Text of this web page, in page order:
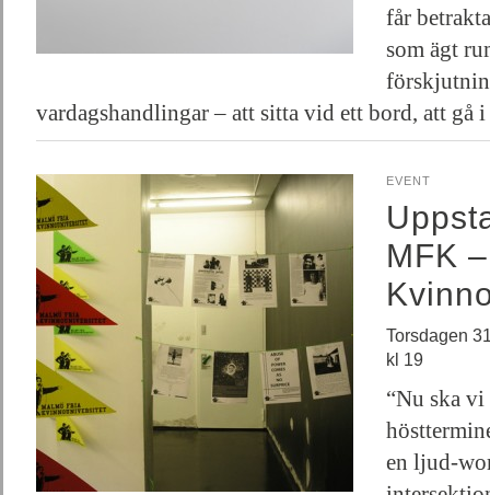
får
som ägt
vardagshandlingar – att sitta vid ett bord, att
EVENT
MFK
Torsdagen
kl 19
“Nu ska
en ljud-